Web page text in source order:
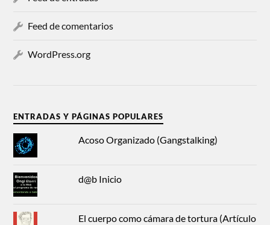
Feed de comentarios
WordPress.org
ENTRADAS Y PÁGINAS POPULARES
Acoso Organizado (Gangstalking)
d@b Inicio
El cuerpo como cámara de tortura (Artículo